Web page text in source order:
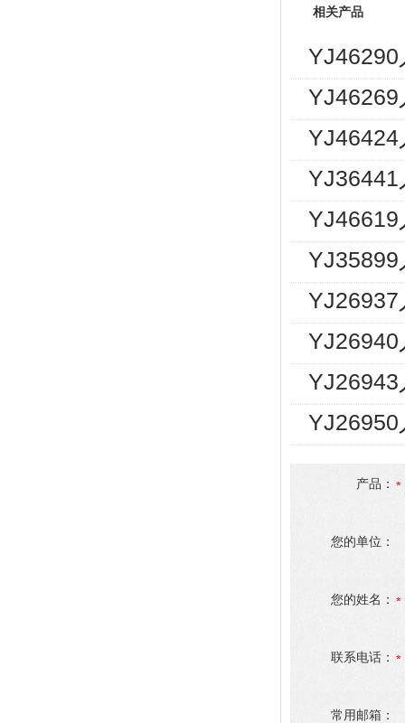
相关产品
YJ46290
YJ46269
YJ46424
YJ36441
YJ46619
YJ35899
YJ26937
YJ26940
YJ26943
YJ26950
产品：
您的单位：
您的姓名：
联系电话：
常用邮箱：